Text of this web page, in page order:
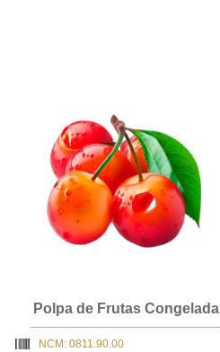
Polpa de Frutas Congelada
NCM: 0811.90.00